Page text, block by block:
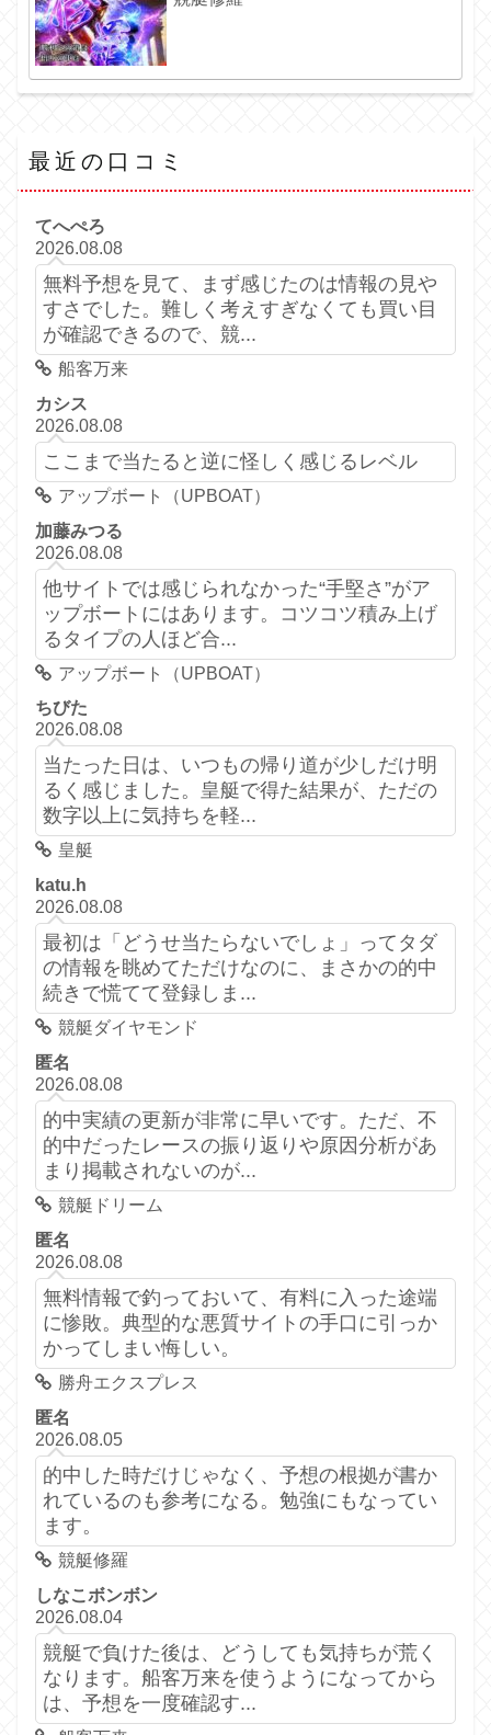
最近の口コミ
てへぺろ
2026.08.08
無料予想を見て、まず感じたのは情報の見や
すさでした。難しく考えすぎなくても買い目
が確認できるので、競...
船客万来
カシス
2026.08.08
ここまで当たると逆に怪しく感じるレベル
アップボート（UPBOAT）
加藤みつる
2026.08.08
他サイトでは感じられなかった“手堅さ”がア
ップボートにはあります。コツコツ積み上げ
るタイプの人ほど合...
アップボート（UPBOAT）
ちびた
2026.08.08
当たった日は、いつもの帰り道が少しだけ明
るく感じました。皇艇で得た結果が、ただの
数字以上に気持ちを軽...
皇艇
katu.h
2026.08.08
最初は「どうせ当たらないでしょ」ってタダ
の情報を眺めてただけなのに、まさかの的中
続きで慌てて登録しま...
競艇ダイヤモンド
匿名
2026.08.08
的中実績の更新が非常に早いです。ただ、不
的中だったレースの振り返りや原因分析があ
まり掲載されないのが...
競艇ドリーム
匿名
2026.08.08
無料情報で釣っておいて、有料に入った途端
に惨敗。典型的な悪質サイトの手口に引っか
かってしまい悔しい。
勝舟エクスプレス
匿名
2026.08.05
的中した時だけじゃなく、予想の根拠が書か
れているのも参考になる。勉強にもなってい
ます。
競艇修羅
しなこボンボン
2026.08.04
競艇で負けた後は、どうしても気持ちが荒く
なります。船客万来を使うようになってから
は、予想を一度確認す...